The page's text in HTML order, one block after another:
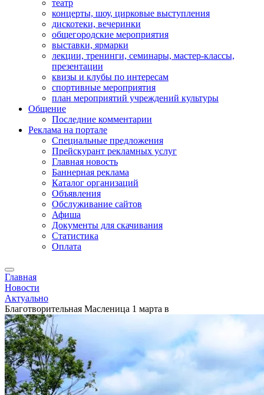
театр
концерты, шоу, цирковые выступления
дискотеки, вечеринки
общегородские мероприятия
выставки, ярмарки
лекции, тренинги, семинары, мастер-классы,
презентации
квизы и клубы по интересам
спортивные мероприятия
план мероприятий учреждений культуры
Общение
Последние комментарии
Реклама на портале
Специальные предложения
Прейскурант рекламных услуг
Главная новость
Баннерная реклама
Каталог организаций
Объявления
Обслуживание сайтов
Афиша
Документы для скачивания
Статистика
Оплата
Главная
Новости
Актуально
Благотворительная Масленица 1 марта в